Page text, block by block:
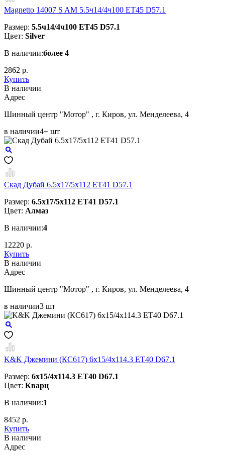
Magnetto 14007 S AM 5.5ч14/4ч100 ET45 D57.1
Размер: 5.5ч14/4ч100 ET45 D57.1
Цвет: Silver
В наличии:более 4
2862 р.
Купить
В наличии
Aдрес
Шинный центр "Мотор" , г. Киров, ул. Менделеева, 4
в наличии4+ шт
Скад Дубай 6.5x17/5x112 ET41 D57.1
Размер: 6.5x17/5x112 ET41 D57.1
Цвет: Алмаз
В наличии:4
12220 р.
Купить
В наличии
Aдрес
Шинный центр "Мотор" , г. Киров, ул. Менделеева, 4
в наличии3 шт
K&K Джемини (КС617) 6x15/4x114.3 ET40 D67.1
Размер: 6x15/4x114.3 ET40 D67.1
Цвет: Кварц
В наличии:1
8452 р.
Купить
В наличии
Aдрес